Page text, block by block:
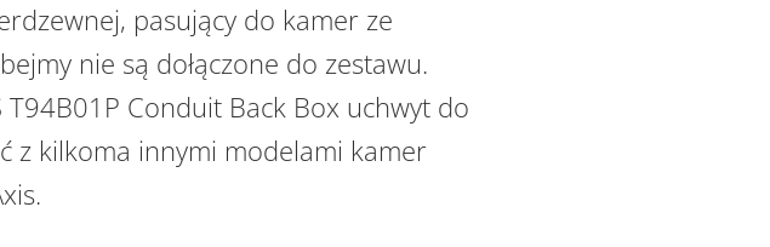
pasujący do kamer ze
nie są dołączone do zestawu.
Conduit Back Box uchwyt do
z kilkoma innymi modelami kamer